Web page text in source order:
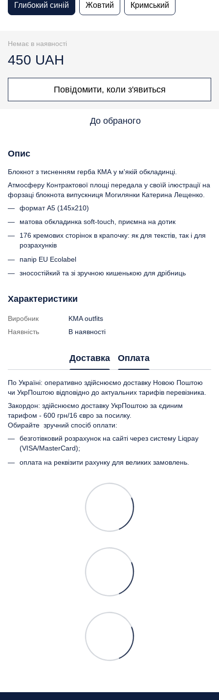
Глибокий синій Жовтий Кримський
Немає в наявності
450 UAH
Повідомити, коли з'явиться
До обраного
Опис
Блокнот з тисненням герба КМА у м'якій обкладинці.
Атмосферу Контрактової площі передала у своїй ілюстрації на
форзаці блокнота випускниця Могилянки Катерина Лещенко.
формат А5 (145х210)
матова обкладинка soft-touch, приємна на дотик
176 кремових сторінок в крапочку: як для текстів, так і для
розрахунків
папір EU Ecolabel
зносостійкий та зі зручною кишенькою для дрібниць
Характеристики
Виробник
KMA outfits
Наявність
В наявності
Доставка Оплата
По Україні: оперативно здійснюємо доставку Новою Поштою
чи УкрПоштою відповідно до актуальних тарифів перевізника.
Закордон: здійснюємо доставку УкрПоштою за єдиним
тарифом - 600 грн/16 євро за посилку.
Обирайте зручний спосіб оплати:
безготівковий розрахунок на сайті через систему Liqpay
(VISA/MasterCard);
оплата на реквізити рахунку для великих замовлень.